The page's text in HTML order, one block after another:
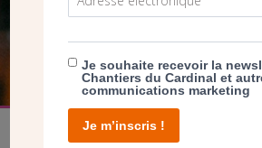
FAIRE UN
Je souhaite recevoir la
Chantiers du Cardinal et
communications marketing
Je m’inscris !